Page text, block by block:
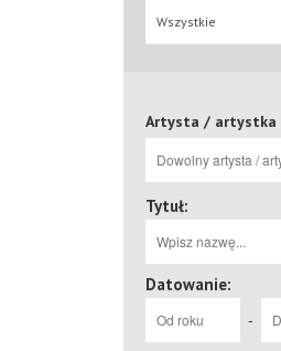
Wszystkie
Artysta / artystka
Tytuł:
Datowanie:
-